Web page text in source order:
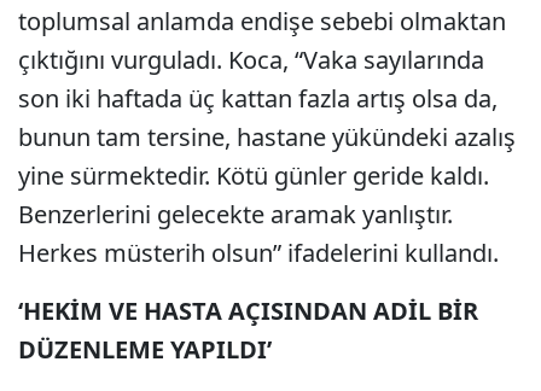
toplumsal anlamda endişe sebebi olmaktan
çıktığını vurguladı. Koca, “Vaka sayılarında
son iki haftada üç kattan fazla artış olsa da,
bunun tam tersine, hastane yükündeki azalış
yine sürmektedir. Kötü günler geride kaldı.
Benzerlerini gelecekte aramak yanlıştır.
Herkes müsterih olsun” ifadelerini kullandı.
‘HEKİM VE HASTA AÇISINDAN ADİL BİR
DÜZENLEME YAPILDI’